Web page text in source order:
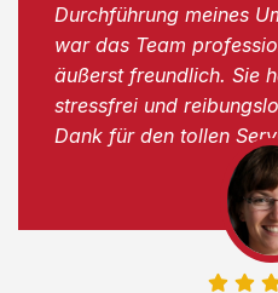
Durchführung meines
war das Team
äußerst freundlich. Sie
stressfrei und
Dank für den tollen